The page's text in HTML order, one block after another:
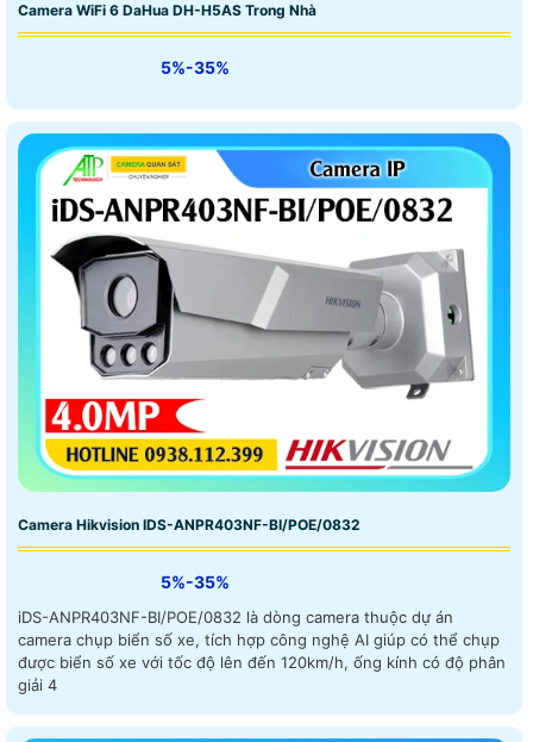
Camera WiFi 6 DaHua DH-H5AS Trong Nhà
5%-35%
Camera Hikvision IDS-ANPR403NF-BI/POE/0832
5%-35%
iDS-ANPR403NF-BI/POE/0832 là dòng camera thuộc dự án
camera chụp biển số xe, tích hợp công nghệ AI giúp có thể chụp
được biển số xe với tốc độ lên đến 120km/h, ống kính có độ phân
giải 4